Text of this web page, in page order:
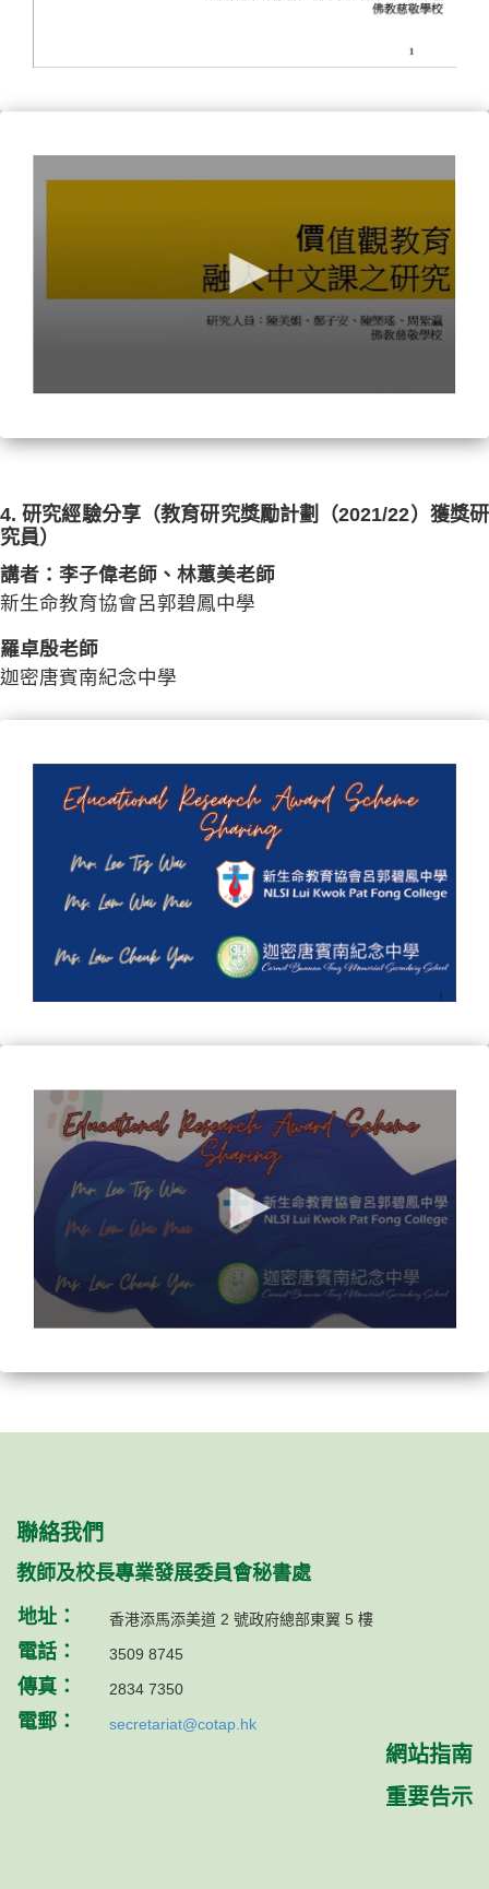
4. 研究經驗分享（教育研究獎勵計劃（2021/22）獲獎研
究員）
講者：李子偉老師、林蕙美老師
新生命教育協會呂郭碧鳳中學
羅卓殷老師
迦密唐賓南紀念中學
聯絡我們
教師及校長專業發展委員會秘書處
地址：
香港添馬添美道 2 號政府總部東翼 5 樓
電話： 3509 8745
傳真： 2834 7350
電郵： secretariat@cotap.hk
網站指南
重要告示